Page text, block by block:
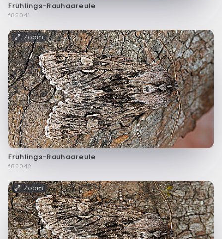
Frühlings-Rauhaareule
f85041
Zoom
Frühlings-Rauhaareule
f85042
Zoom